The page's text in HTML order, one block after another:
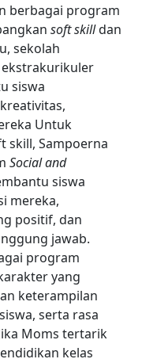
berbagai program
soft skilldan
sekolah
siswa
Untuk
skill, Sampoerna
Social and
siswa
mereka,
positif, dan
jawab.
program
yang
keterampilan
serta rasa
Moms tertarik
kelas